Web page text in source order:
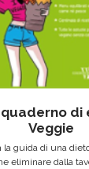
di
Veggie
la guida di una
eliminare dalla